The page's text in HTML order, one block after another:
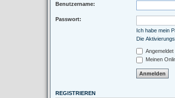
Benutzername:
Passwort:
Ich habe mein
Die
Angemeldet
Meinen
REGISTRIEREN